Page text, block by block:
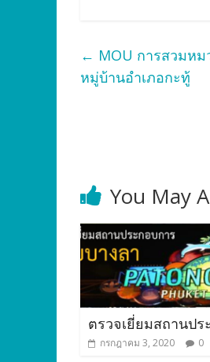
← MOU การสวมห
หมู่บ้านอำเภอกะทู้
You May
ตรวจเยี่ยมสถานป
กรกฎาคม 3, 2020 0